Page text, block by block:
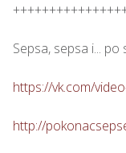
Sepsa, sepsa i... po
https://vk.com/
http://